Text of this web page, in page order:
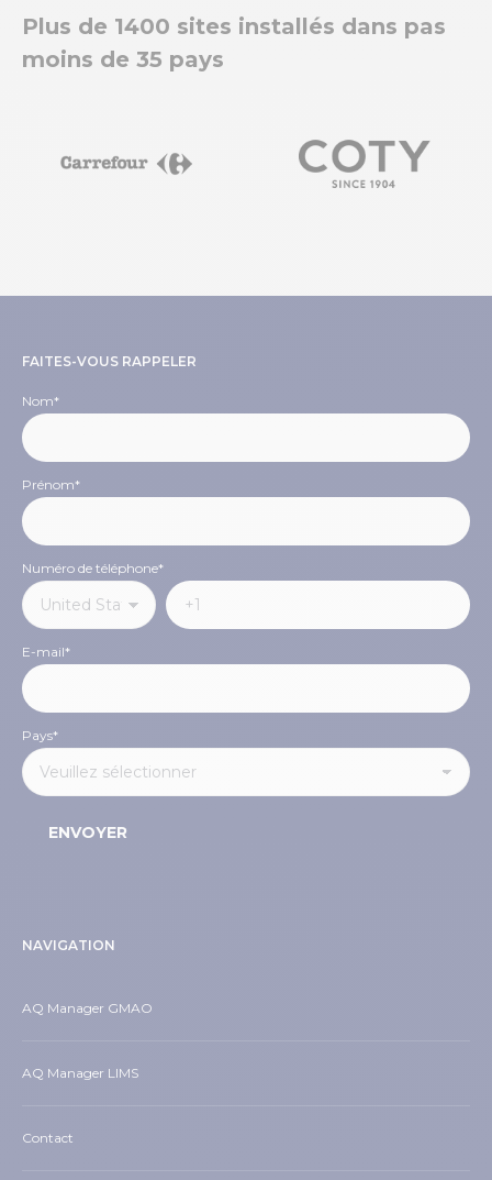
Plus de 1400 sites installés dans pas
moins de 35 pays
NAVIGATION
AQ Manager GMAO
AQ Manager LIMS
Contact
FAITES-VOUS RAPPELER
Nom*
Prénom*
Numéro de téléphone*
E-mail*
Pays*